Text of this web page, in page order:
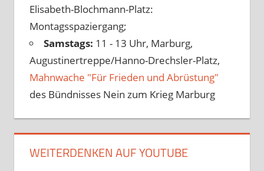
Elisabeth-Blochmann-Platz:
Montagsspaziergang;
Samstags: 11 - 13 Uhr, Marburg,
Augustinertreppe/Hanno-Drechsler-Platz,
Mahnwache "Für Frieden und Abrüstung"
des Bündnisses Nein zum Krieg Marburg
WEITERDENKEN AUF YOUTUBE